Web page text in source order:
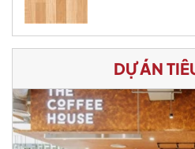
DỰ ÁN